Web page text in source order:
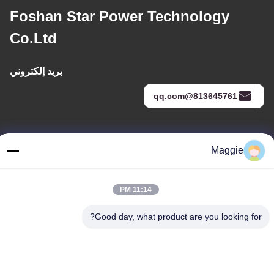
Foshan Star Power Technology
Co.Ltd
بريد إلكتروني
813645761@qq.com
عنوان
الغرفة 1402، الكتلة A6، لا.133"طريق جيهوا الغربي في منطقة
تشانتشينغ، مدينة فوشان، مقاطعة "غوانغدونغ
هاتف
Maggie
11:14 PM
Good day, what product are you looking for?